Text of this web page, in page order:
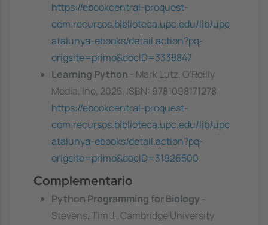
https://ebookcentral-proquest-
com.recursos.biblioteca.upc.edu/lib/upc
atalunya-ebooks/detail.action?pq-
origsite=primo&docID=3338847
Learning Python
- Mark Lutz, O'Reilly
Media, Inc, 2025. ISBN: 9781098171278
https://ebookcentral-proquest-
com.recursos.biblioteca.upc.edu/lib/upc
atalunya-ebooks/detail.action?pq-
origsite=primo&docID=31926500
Complementario
Python Programming for Biology
Stevens, Tim J., Cambridge University